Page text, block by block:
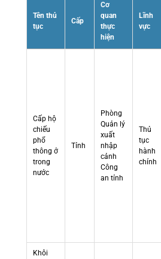
Tên thủ
tục
Cấp
Cơ
quan
thực
hiện
Lĩnh
vực
Cấp hộ
chiếu
phổ
thông ở
trong
nước
Tỉnh
Phòng
Quản lý
xuất
nhập
cảnh
Công
an tỉnh
Thủ
tục
hành
chính
Khôi